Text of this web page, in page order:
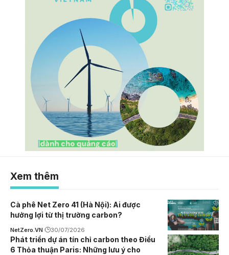
Xem thêm
Cà phê Net Zero 41 (Hà Nội): Ai được
hưởng lợi từ thị trường carbon?
NetZero.VN 30/07/2026
Phát triển dự án tín chỉ carbon theo Điều
6 Thỏa thuận Paris: Những lưu ý cho